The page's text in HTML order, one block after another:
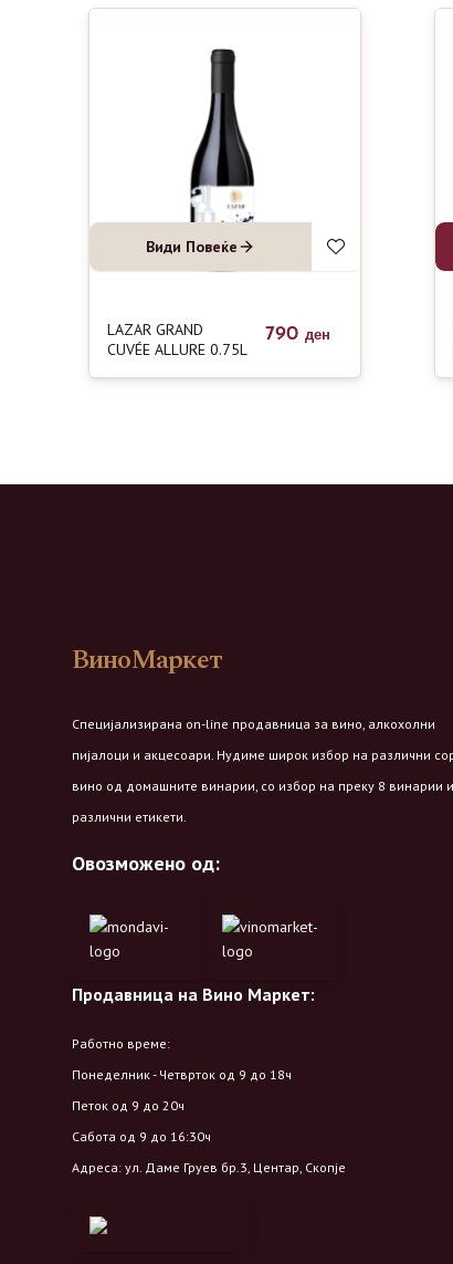
Види Повеќе
LAZAR GRAND
CUVÉE ALLURE 0.75L
790 ден
ВиноМаркет
Специјализирана on-line продавница за вино, алкохолни
пијалоци и акцесоари. Нудиме широк избор на различни
вино од домашните винарии, со избор на преку 8 винарии
различни етикети.
Овозможено од:
Продавница на Вино Маркет:
Работно време:
Понеделник - Четврток од 9 до 18ч
Петок од 9 до 20ч
Сабота од 9 до 16:30ч
Адреса: ул. Даме Груев бр.3, Центар, Скопје